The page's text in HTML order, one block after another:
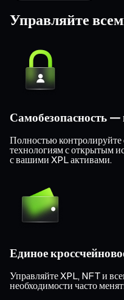
Управляйте
Самобезопасность
Полностью контролируйте
технологиям с открытым
с вашими XPL активами.
Единое
Управляйте XPL, NFT и
необходимости часто